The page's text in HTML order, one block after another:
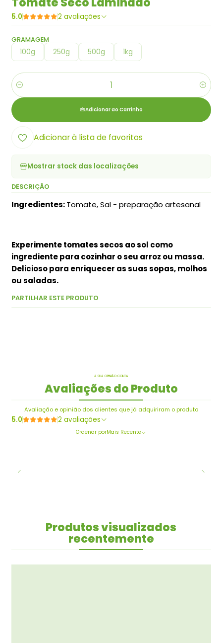
5.0 2 avaliações
GRAMAGEM
100g 250g 500g 1kg
Quantidade
Adicionar ao Carrinho
Adicionar à lista de favoritos
Mostrar stock das localizações
DESCRIÇÃO
Ingredientes:Tomate, Sal - preparação artesanal
Experimente tomates secos ao sol como
ingrediente para cozinhar o seu arroz ou massa.
Delicioso para enriquecer as suas sopas, molhos
ou saladas.
PARTILHAR ESTE PRODUTO
A SUA OPINIÃO CONTA
Avaliações do Produto
Avaliação e opinião dos clientes que já adquiriram o produto
5.0 2 avaliações
Ordenar porMais Recente
Produtos visualizados
recentemente